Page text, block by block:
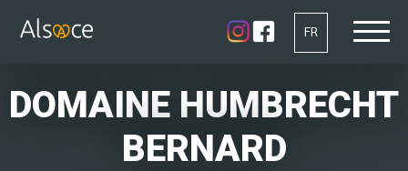
FR
DOMAINE HUMBRECHT
BERNARD